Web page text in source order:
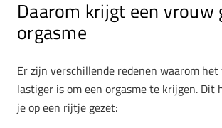
Daarom krijgt een vrouw
orgasme
Er zijn verschillende redenen waarom
lastiger is om een orgasme te krijgen. Dit
je op een rijtje gezet: